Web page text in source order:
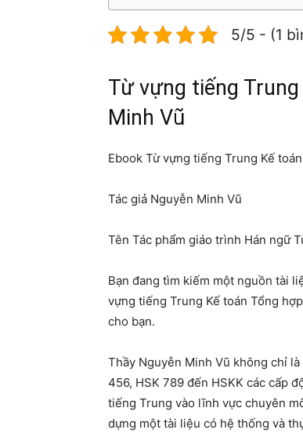
5/5 - (1
Từ vựng tiếng
Minh Vũ
Ebook Từ vựng tiếng Trung Kế
Tác giả Nguyễn Minh Vũ
Tên Tác phẩm giáo trình Hán ngữ
Bạn đang tìm kiếm một nguồn tài
vựng tiếng Trung Kế toán Tổng
cho bạn.
Thầy Nguyễn Minh Vũ không chỉ
456, HSK 789 đến HSKK các cấp
tiếng Trung vào lĩnh vực chuyên
dựng một tài liệu có hệ thống và